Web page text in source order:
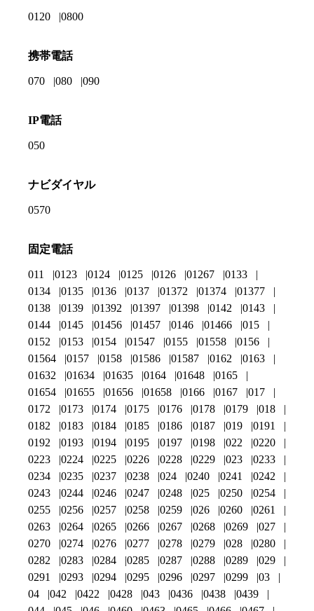
0120 0800
携帯電話
070 080 090
IP電話
050
ナビダイヤル
0570
固定電話
011 0123 0124 0125 0126 01267
0133
0134
0135 0136 0137 01372 01374
01377
0138
0139 01392 01397 01398 0142
0143
0144
0145 01456 01457 0146 01466
015
0152
0153 0154 01547 0155 01558
0156
01564
0157 0158 01586 01587 0162
0163
01632
01634 01635 0164 01648
0165
01654
01655 01656 01658 0166 0167
017
0172
0173 0174 0175 0176 0178 0179
018
0182
0183 0184 0185 0186 0187 019
0191
0192
0193 0194 0195 0197 0198 022
0220
0223
0224 0225 0226 0228 0229 023
0233
0234
0235 0237 0238 024 0240 0241
0242
0243
0244 0246 0247 0248 025 0250
0254
0255
0256 0257 0258 0259 026 0260
0261
0263
0264 0265 0266 0267 0268 0269
027
0270
0274 0276 0277 0278 0279 028
0280
0282
0283 0284 0285 0287 0288 0289
029
0291
0293 0294 0295 0296 0297 0299
03
04
042 0422 0428 043 0436 0438
0439